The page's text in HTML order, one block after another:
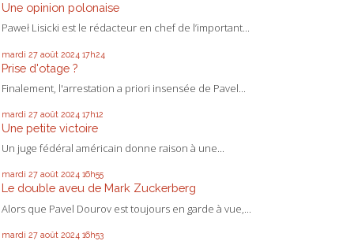
Une opinion polonaise
Paweł Lisicki est le rédacteur en chef de l’important...
mardi 27 août 2024 17h24
Prise d'otage ?
Finalement, l'arrestation a priori insensée de Pavel...
mardi 27 août 2024 17h12
Une petite victoire
Un juge fédéral américain donne raison à une...
mardi 27 août 2024 16h55
Le double aveu de Mark Zuckerberg
Alors que Pavel Dourov est toujours en garde à vue,...
mardi 27 août 2024 16h53